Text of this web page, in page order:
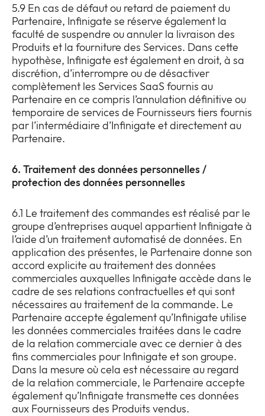
5.9 En cas de défaut ou retard de paiement du
Partenaire, Infinigate se réserve également la
faculté de suspendre ou annuler la livraison des
Produits et la fourniture des Services. Dans cette
hypothèse, Infinigate est également en droit, à sa
discrétion, d’interrompre ou de désactiver
complètement les Services SaaS fournis au
Partenaire en ce compris l’annulation définitive ou
temporaire de services de Fournisseurs tiers fournis
par l’intermédiaire d’Infinigate et directement au
Partenaire.
6. Traitement des données personnelles /
protection des données personnelles
6.1 Le traitement des commandes est réalisé par le
groupe d’entreprises auquel appartient Infinigate à
l’aide d’un traitement automatisé de données. En
application des présentes, le Partenaire donne son
accord explicite au traitement des données
commerciales auxquelles Infinigate accède dans le
cadre de ses relations contractuelles et qui sont
nécessaires au traitement de la commande. Le
Partenaire accepte également qu’Infinigate utilise
les données commerciales traitées dans le cadre
de la relation commerciale avec ce dernier à des
fins commerciales pour Infinigate et son groupe.
Dans la mesure où cela est nécessaire au regard
de la relation commerciale, le Partenaire accepte
également qu’Infinigate transmette ces données
aux Fournisseurs des Produits vendus.